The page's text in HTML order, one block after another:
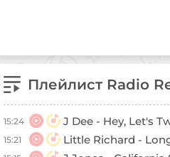
Плейлист Radio
15:24 J Dee - Hey, Let's
15:21 Little Richard -